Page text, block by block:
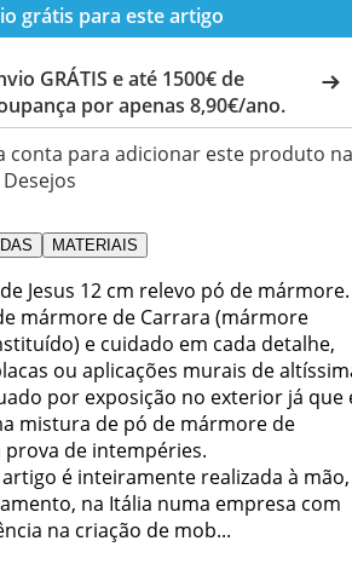
grátis para este artigo
GRÁTIS e até 1500€ de
por apenas 8,90€/ano.
conta para adicionar este produto na
MATERIAIS
Jesus 12 cm relevo pó de mármore.
mármore de Carrara (mármore
e cuidado em cada detalhe,
ou aplicações murais de
por exposição no exterior já que
mistura de pó de mármore de
prova de intempéries.
é inteiramente realizada à mão,
na Itália numa empresa com
na criação de mob...